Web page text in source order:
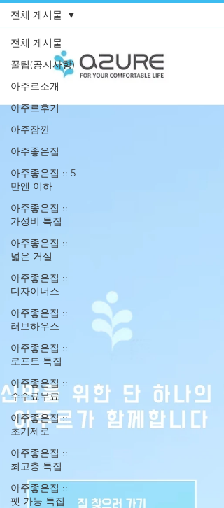
전체 게시물
꿀팁(공지사항)
아주르소개
아주르후기
아주잠깐
아주좋은집
아주좋은집 :: 5
만엔 이하
아주좋은집 ::
가성비 특집
아주좋은집 ::
넓은 거실
아주좋은집 ::
디자이너스
아주좋은집 ::
러브하우스
아주좋은집 ::
로프트 특집
아주좋은집 ::
수수료무료
아주좋은집 ::
초기제로
아주좋은집 ::
최고층 특집
아주좋은집 ::
펫 가능 특집
전체 게시물